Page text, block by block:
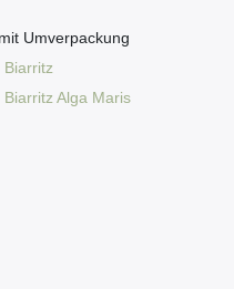
Umverpackung
Biarritz
Alga Maris